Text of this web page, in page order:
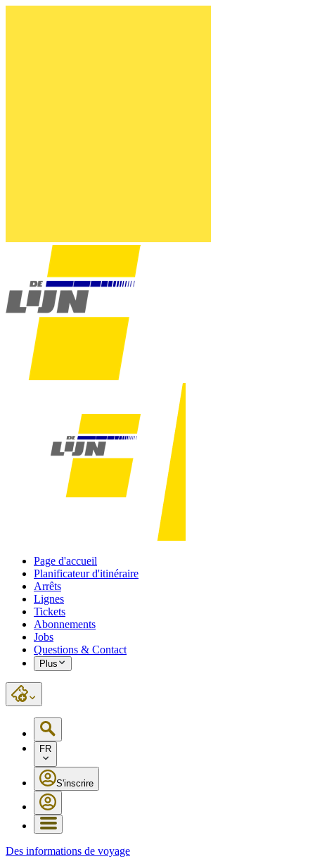
Page d'accueil
Planificateur d'itinéraire
Arrêts
Lignes
Tickets
Abonnements
Jobs
Questions & Contact
Plus
FR
S'inscrire
Des informations de voyage